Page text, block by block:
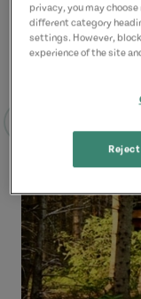
privacy, you may
different category
settings. However,
experience of the site